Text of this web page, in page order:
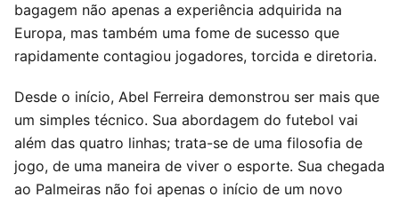
bagagem não apenas a experiência adquirida na
Europa, mas também uma fome de sucesso que
rapidamente contagiou jogadores, torcida e diretoria.
Desde o início, Abel Ferreira demonstrou ser mais que
um simples técnico. Sua abordagem do futebol vai
além das quatro linhas; trata-se de uma filosofia de
jogo, de uma maneira de viver o esporte. Sua chegada
ao Palmeiras não foi apenas o início de um novo